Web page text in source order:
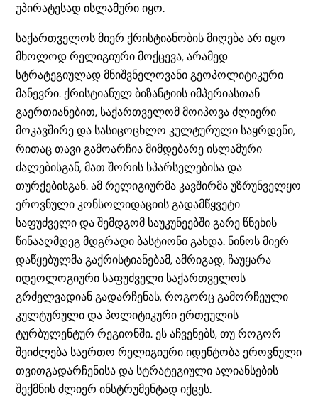
უპირატესად ისლამური იყო.
საქართველოს მიერ ქრისტიანობის მიღება არ იყო
მხოლოდ რელიგიური მოქცევა, არამედ
სტრატეგიულად მნიშვნელოვანი გეოპოლიტიკური
მანევრი. ქრისტიანულ ბიზანტიის იმპერიასთან
გაერთიანებით, საქართველომ მოიპოვა ძლიერი
მოკავშირე და სასიცოცხლო კულტურული საყრდენი,
რითაც თავი გამოარჩია მიმდებარე ისლამური
ძალებისგან, მათ შორის სპარსელებისა და
თურქებისგან. ამ რელიგიურმა კავშირმა უზრუნველყო
ეროვნული კონსოლიდაციის გადამწყვეტი
საფუძველი და შემდგომ საუკუნეებში გარე წნეხის
წინააღმდეგ მდგრადი ბასტიონი გახდა. ნინოს მიერ
დაწყებულმა გაქრისტიანებამ, ამრიგად, ჩაუყარა
იდეოლოგიური საფუძველი საქართველოს
გრძელვადიან გადარჩენას, როგორც გამორჩეული
კულტურული და პოლიტიკური ერთეულის
ტურბულენტურ რეგიონში. ეს აჩვენებს, თუ როგორ
შეიძლება საერთო რელიგიური იდენტობა ეროვნული
თვითგადარჩენისა და სტრატეგიული ალიანსების
შექმნის ძლიერ ინსტრუმენტად იქცეს.